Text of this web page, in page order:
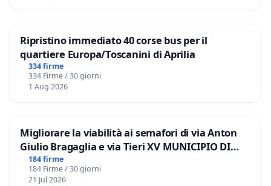
Ripristino immediato 40 corse bus per il
quartiere Europa/Toscanini di Aprilia
334 firme
334 Firme / 30 giorni
1 Aug 2026
Migliorare la viabilità ai semafori di via Anton
Giulio Bragaglia e via Tieri XV MUNICIPIO DI
ROMA
184 firme
184 Firme / 30 giorni
21 Jul 2026